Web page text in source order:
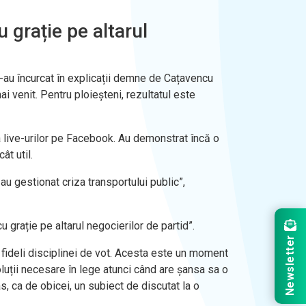
grație pe altarul
încurcat în explicații demne de Cațavencu
venit. Pentru ploieșteni, rezultatul este
urilor pe Facebook. Au demonstrat încă o
util.
gestionat criza transportului public”,
grație pe altarul negocierilor de partid”.
disciplinei de vot. ​Acesta este un moment
necesare în lege atunci când are șansa sa o
ca de obicei, un subiect de discutat la o
Newsletter